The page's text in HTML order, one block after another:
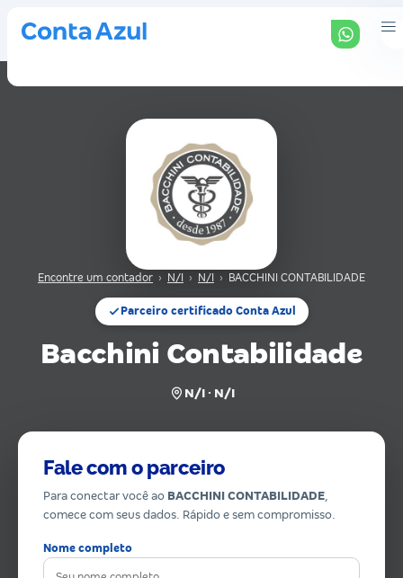
Encontre um contador › N/I › N/I › BACCHINI CONTABILIDADE
Parceiro certificado Conta Azul
Bacchini Contabilidade
N/I · N/I
Fale com o parceiro
Para conectar você ao BACCHINI CONTABILIDADE,
comece com seus dados. Rápido e sem compromisso.
Nome completo